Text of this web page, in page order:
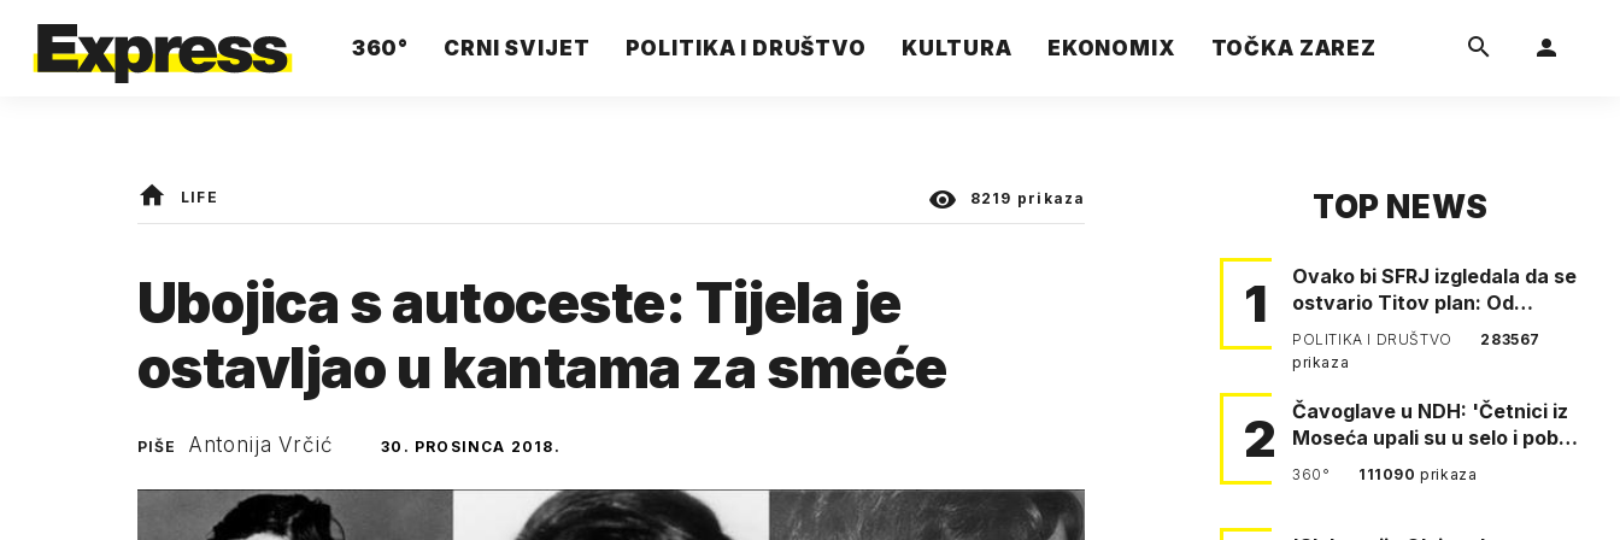
360° CRNI SVIJET POLITIKA I DRUŠTVO KULTURA EKONOMIX TOČKA ZAREZ
LIFE 8219 prikaza
Ubojica s autoceste: Tijela je
ostavljao u kantama za smeće
PIŠE Antonija Vrčić 30. PROSINCA 2018.
TOP NEWS
1
Ovako bi SFRJ izgledala da se
ostvario Titov plan: Od
Klagenfurta do Istanbula!
POLITIKA I DRUŠTVO
283567
prikaza
2
Čavoglave u NDH: 'Četnici iz
Moseća upali su u selo i pobili
obitelj Perković'
360° 111090prikaza